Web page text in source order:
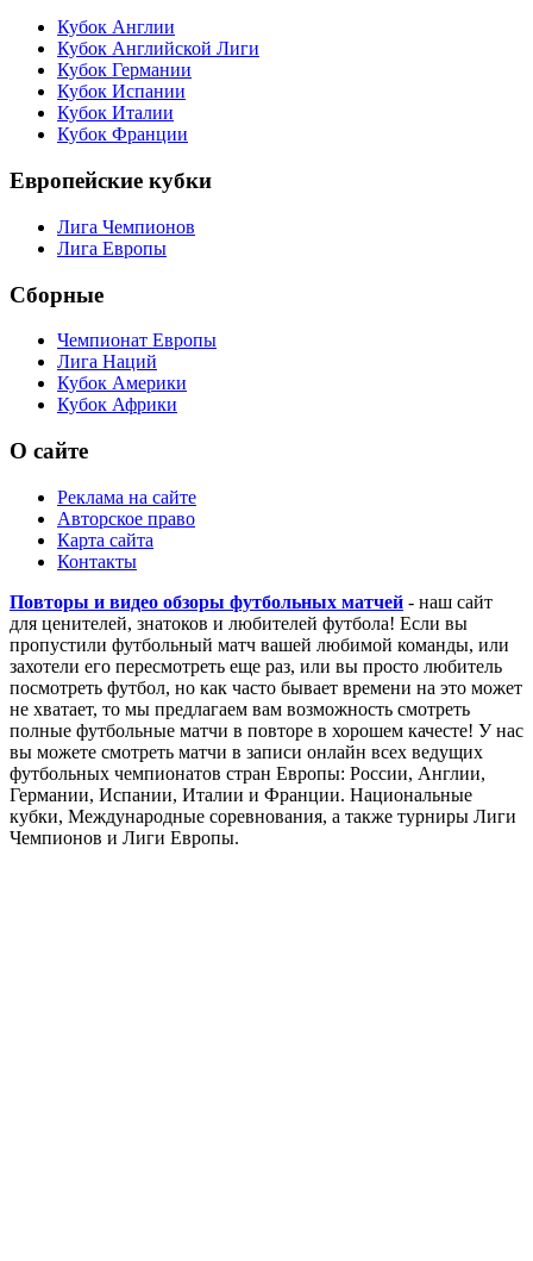
Кубок Англии
Кубок Английской Лиги
Кубок Германии
Кубок Испании
Кубок Италии
Кубок Франции
Европейские кубки
Лига Чемпионов
Лига Европы
Сборные
Чемпионат Европы
Лига Наций
Кубок Америки
Кубок Африки
О сайте
Реклама на сайте
Авторское право
Карта сайта
Контакты
Повторы и видео обзоры футбольных матчей - наш сайт
для ценителей, знатоков и любителей футбола! Если вы
пропустили футбольный матч вашей любимой команды, или
захотели его пересмотреть еще раз, или вы просто любитель
посмотреть футбол, но как часто бывает времени на это может
не хватает, то мы предлагаем вам возможность смотреть
полные футбольные матчи в повторе в хорошем качесте! У нас
вы можете смотреть матчи в записи онлайн всех ведущих
футбольных чемпионатов стран Европы: России, Англии,
Германии, Испании, Италии и Франции. Национальные
кубки, Международные соревнования, а также турниры Лиги
Чемпионов и Лиги Европы.